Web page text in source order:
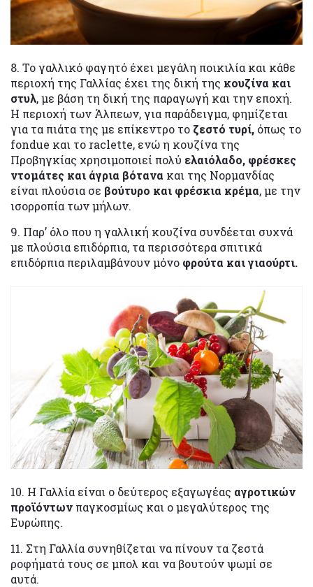
8. Το γαλλικό φαγητό έχει μεγάλη ποικιλία και κάθε
περιοχή της Γαλλίας έχει της δική της κουζίνα και
στυλ, με βάση τη δική της παραγωγή και την εποχή.
Η περιοχή των Άλπεων, για παράδειγμα, φημίζεται
για τα πιάτα της με επίκεντρο το ζεστό τυρί, όπως το
fondue και το raclette, ενώ η κουζίνα της
Προβηγκίας χρησιμοποιεί πολύ ελαιόλαδο, φρέσκες
ντομάτες και άγρια βότανα και της Νορμανδίας
είναι πλούσια σε βούτυρο και φρέσκια κρέμα, με την
ισορροπία των μήλων.
9. Παρ’ όλο που η γαλλική κουζίνα συνδέεται συχνά
με πλούσια επιδόρπια, τα περισσότερα σπιτικά
επιδόρπια περιλαμβάνουν μόνο φρούτα και γιαούρτι.
10. Η Γαλλία είναι ο δεύτερος εξαγωγέας αγροτικών
προϊόντων παγκοσμίως και ο μεγαλύτερος της
Ευρώπης.
11. Στη Γαλλία συνηθίζεται να πίνουν τα ζεστά
ροφήματά τους σε μπολ και να βουτούν ψωμί σε
αυτά.